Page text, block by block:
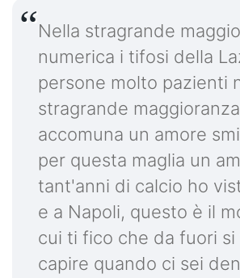
Nella stragrande
numerica i tifosi della
persone molto pazienti
stragrande
accomuna un amore
per questa maglia un
tant'anni di calcio ho
e a Napoli, questo è il
cui ti fico che da fuori si
capire quando ci sei